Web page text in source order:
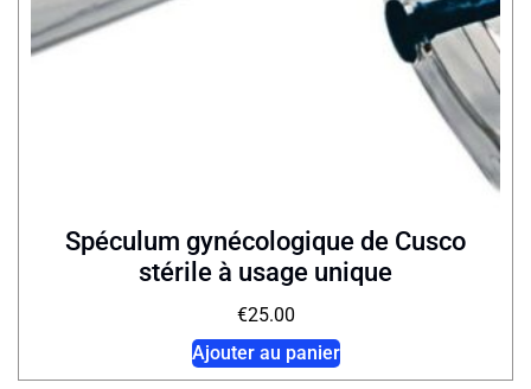
Spéculum gynécologique de Cusco
stérile à usage unique
€25.00
Ajouter au panier